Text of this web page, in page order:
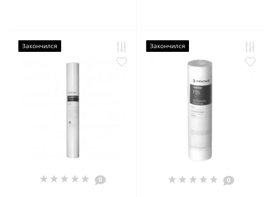
Закончился
0
Закончился
0